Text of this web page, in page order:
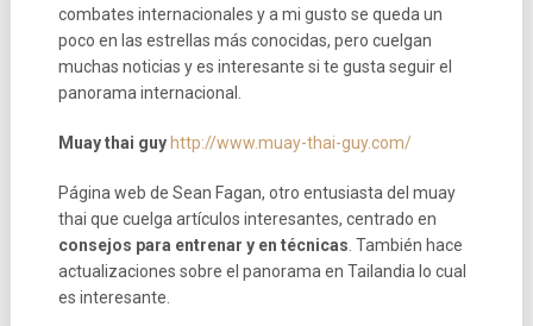
combates internacionales y a mi gusto se queda un
poco en las estrellas más conocidas, pero cuelgan
muchas noticias y es interesante si te gusta seguir el
panorama internacional.
Muay thai guy http://www.muay-thai-guy.com/
Página web de Sean Fagan, otro entusiasta del muay
thai que cuelga artículos interesantes, centrado en
consejos para entrenar y en técnicas. También hace
actualizaciones sobre el panorama en Tailandia lo cual
es interesante.